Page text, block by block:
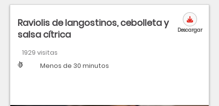
Raviolis de langostinos, cebolleta y
salsa cítrica
1929 visitas
Dificultad
Tiempo Menos de 30 minutos
Descargar